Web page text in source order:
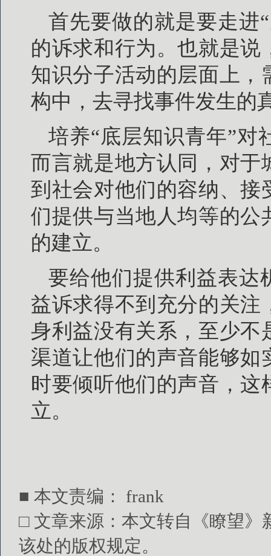
首先要做的就是要走进
的诉求和行为。也就是
知识分子活动的层面上
构中，去寻找事件发生的
培养“底层知识青年”对
而言就是地方认同，对于
到社会对他们的容纳、
们提供与当地人均等的公
的建立。
要给他们提供利益表达
益诉求得不到充分的关
身利益没有关系，至少
渠道让他们的声音能够
时要倾听他们的声音，
立。
■ 本文责编： frank
□ 文章来源：本文转自《瞭望》
该处的版权规定。